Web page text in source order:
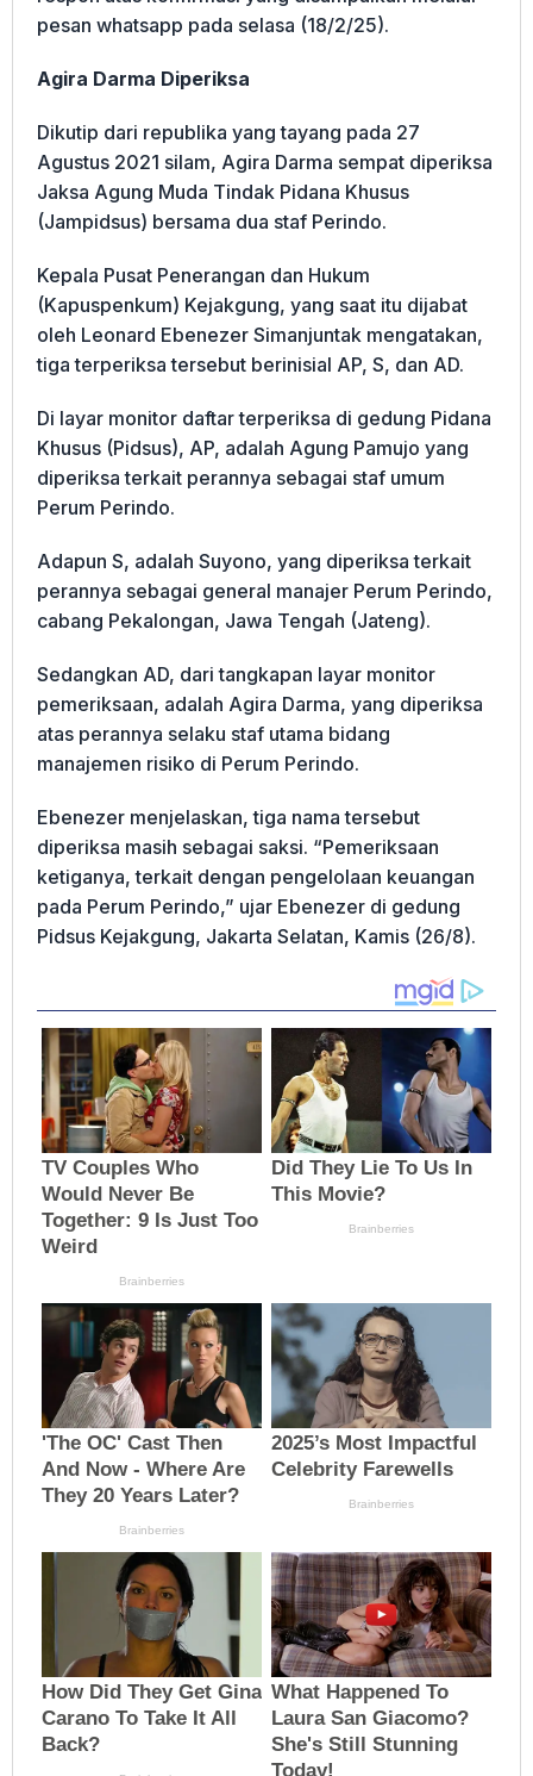
pesan whatsapp pada selasa (18/2/25).
Agira Darma Diperiksa
Dikutip dari republika yang tayang pada 27
Agustus 2021 silam, Agira Darma sempat diperiksa
Jaksa Agung Muda Tindak Pidana Khusus
(Jampidsus) bersama dua staf Perindo.
Kepala Pusat Penerangan dan Hukum
(Kapuspenkum) Kejakgung, yang saat itu dijabat
oleh Leonard Ebenezer Simanjuntak mengatakan,
tiga terperiksa tersebut berinisial AP, S, dan AD.
Di layar monitor daftar terperiksa di gedung Pidana
Khusus (Pidsus), AP, adalah Agung Pamujo yang
diperiksa terkait perannya sebagai staf umum
Perum Perindo.
Adapun S, adalah Suyono, yang diperiksa terkait
perannya sebagai general manajer Perum Perindo,
cabang Pekalongan, Jawa Tengah (Jateng).
Sedangkan AD, dari tangkapan layar monitor
pemeriksaan, adalah Agira Darma, yang diperiksa
atas perannya selaku staf utama bidang
manajemen risiko di Perum Perindo.
Ebenezer menjelaskan, tiga nama tersebut
diperiksa masih sebagai saksi. “Pemeriksaan
ketiganya, terkait dengan pengelolaan keuangan
pada Perum Perindo,” ujar Ebenezer di gedung
Pidsus Kejakgung, Jakarta Selatan, Kamis (26/8).